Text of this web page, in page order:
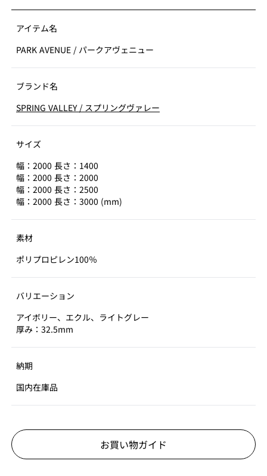
アイテム名
PARK AVENUE / パークアヴェニュー
ブランド名
SPRING VALLEY / スプリングヴァレー
サイズ
幅：2000 長さ：1400
幅：2000 長さ：2000
幅：2000 長さ：2500
幅：2000 長さ：3000 (mm)
素材
ポリプロピレン100％
バリエーション
アイボリー、エクル、ライトグレー
厚み：32.5mm
納期
国内在庫品
お買い物ガイド